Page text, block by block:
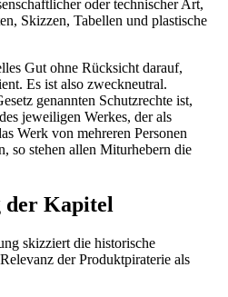
oder technischer Art,
Skizzen, Tabellen und plastische
Gut ohne Rücksicht darauf,
Es ist also zweckneutral.
genannten Schutzrechte ist,
jeweiligen Werkes, der als
Werk von mehreren Personen
so stehen allen Miturhebern die
der Kapitel
skizziert die historische
der Produktpiraterie als